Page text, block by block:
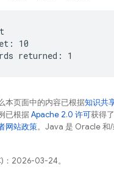
10
本页面中的内容已根据知识共
已根据Apache 2.0 许可获得
网站政策。Java 是 Oracle 和
：2026-03-24。